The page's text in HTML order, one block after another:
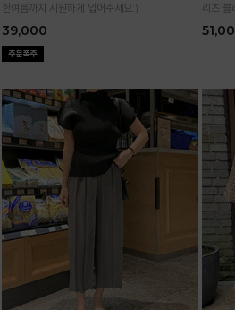
한여름까지 시원하게 입어주세요:)
39,000
리츠 블